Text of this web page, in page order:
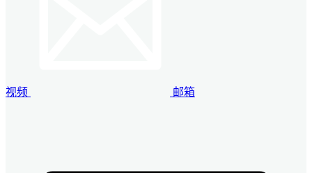
视频 邮箱